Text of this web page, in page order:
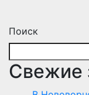
Поиск
Свежие